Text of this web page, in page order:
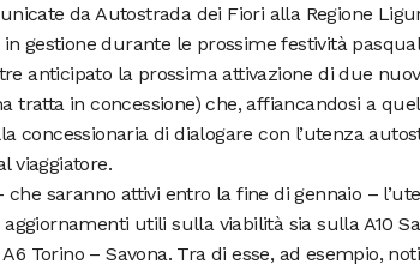
da Autostrada dei Fiori alla Regione
gestione durante le prossime festività
anticipato la prossima attivazione di due
tratta in concessione) che, affiancandosi a
concessionaria di dialogare con l’utenza
viaggiatore.
che saranno attivi entro la fine di gennaio –
utili sulla viabilità sia sulla A10
Torino – Savona. Tra di esse, ad esempio,